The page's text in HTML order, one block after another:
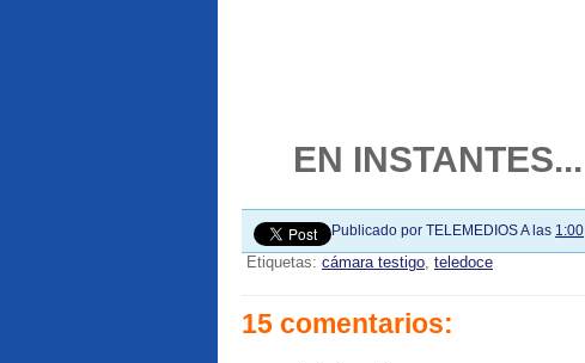
EN INSTANTES...
Publicado por TELEMEDIOSA las 1:00
Etiquetas: cámara testigo, teledoce
15 comentarios: